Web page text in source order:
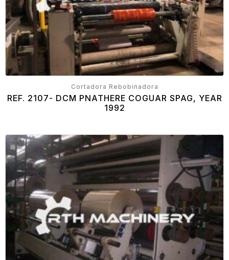
Cortadora Rebobinadora
REF. 2107- DCM PNATHERE COGUAR SPAG, YEAR
1992